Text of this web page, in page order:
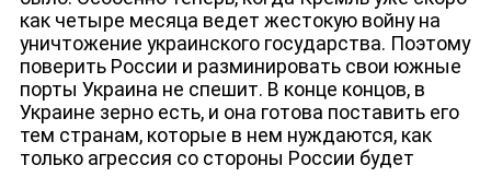
как четыре месяца ведет жестокую войну на
уничтожение украинского государства. Поэтому
поверить России и разминировать свои южные
порты Украина не спешит. В конце концов, в
Украине зерно есть, и она готова поставить его
тем странам, которые в нем нуждаются, как
только агрессия со стороны России будет